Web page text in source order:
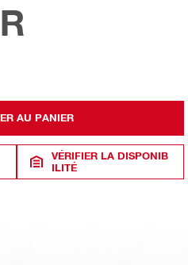
AU PANIER
VÉRIFIER LA DISPONIB
ILITÉ